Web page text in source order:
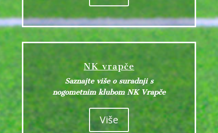
NK vrapče
Saznajte više o suradnji s
nogometnim klubom NK Vrapče
Više